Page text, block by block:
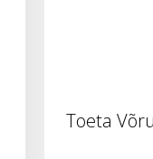
Toeta